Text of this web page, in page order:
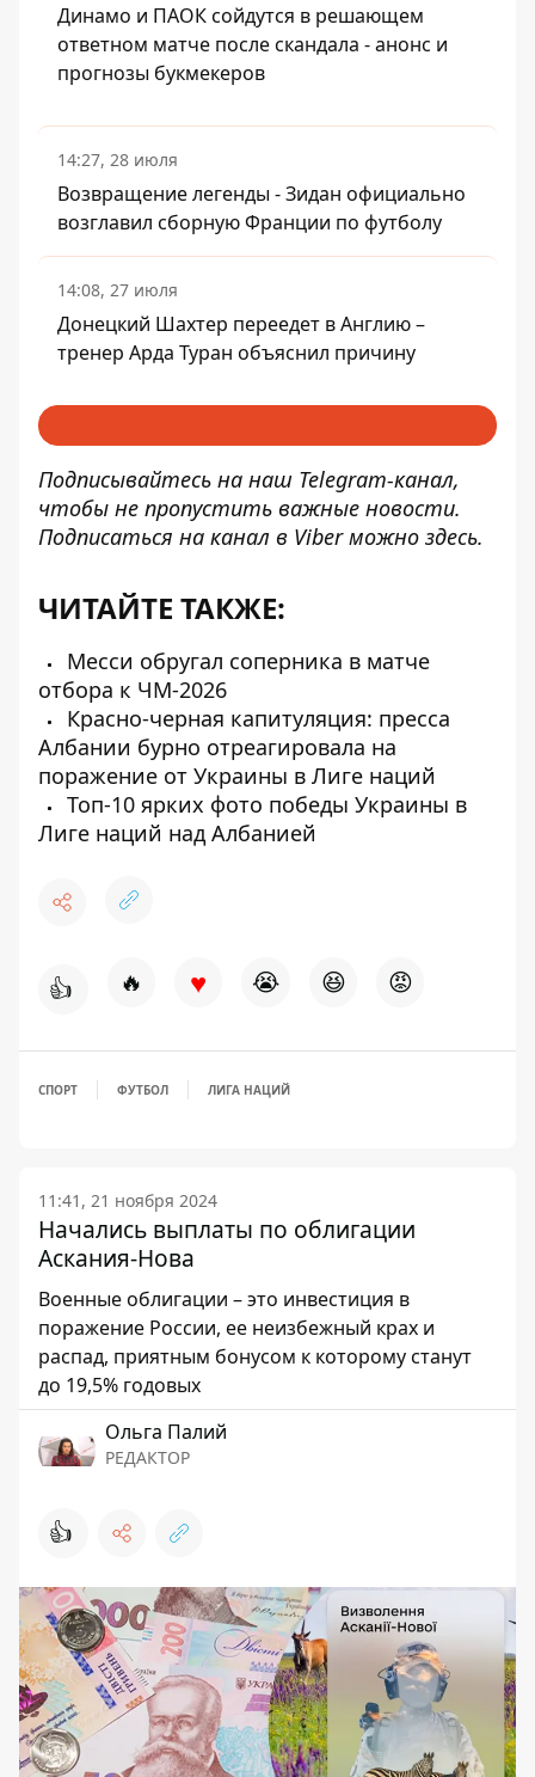
Динамо и ПАОК сойдутся в решающем
ответном матче после скандала - анонс и
прогнозы букмекеров
14:27, 28 июля
Возвращение легенды - Зидан официально
возглавил сборную Франции по футболу
14:08, 27 июля
Донецкий Шахтер переедет в Англию –
тренер Арда Туран объяснил причину
Подписывайтесь на наш Telegram-канал,
чтобы не пропустить важные новости.
Подписаться на канал в Viber можно здесь.
ЧИТАЙТЕ ТАКЖЕ:
Месси обругал соперника в матче
отбора к ЧМ-2026
Красно-черная капитуляция: пресса
Албании бурно отреагировала на
поражение от Украины в Лиге наций
Топ-10 ярких фото победы Украины в
Лиге наций над Албанией
👍 🔥 ♥ 😭 😆 😡
СПОРТ ФУТБОЛ ЛИГА НАЦИЙ
11:41, 21 ноября 2024
Начались выплаты по облигации
Аскания-Нова
Военные облигации – это инвестиция в
поражение России, ее неизбежный крах и
распад, приятным бонусом к которому станут
до 19,5% годовых
Ольга Палий
РЕДАКТОР
👍